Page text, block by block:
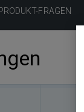
PRODUKT-FRAGEN